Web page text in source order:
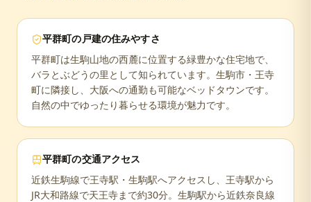
平群町の戸建の住みやすさ
平群町は生駒山地の西麓に位置する緑豊かな住宅地で、
バラとぶどうの里として知られています。生駒市・王寺
町に隣接し、大阪への通勤も可能なベッドタウンです。
自然の中でゆったり暮らせる環境が魅力です。
平群町の交通アクセス
近鉄生駒線で王寺駅・生駒駅へアクセスし、王寺駅から
JR大和路線で天王寺まで約30分。生駒駅から近鉄奈良線